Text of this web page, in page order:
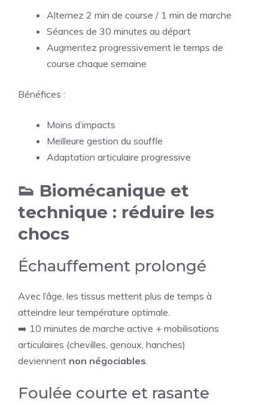
Alternez 2 min de course / 1 min de marche
Séances de 30 minutes au départ
Augmentez progressivement le temps de
course chaque semaine
Bénéfices :
Moins d’impacts
Meilleure gestion du souffle
Adaptation articulaire progressive
👟 Biomécanique et
technique : réduire les
chocs
Échauffement prolongé
Avec l’âge, les tissus mettent plus de temps à
atteindre leur température optimale.
➡️ 10 minutes de marche active + mobilisations
articulaires (chevilles, genoux, hanches)
deviennent non négociables
Foulée courte et rasante